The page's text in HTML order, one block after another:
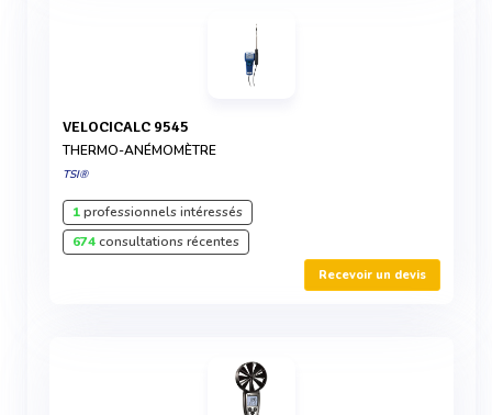
VELOCICALC 9545
THERMO-ANÉMOMÈTRE
TSI®
1professionnels intéressés
674consultations récentes
Recevoir un devis